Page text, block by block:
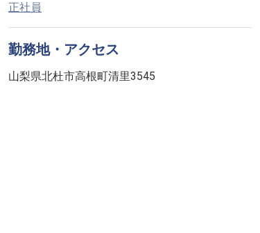
正社員
勤務地・アクセス
山梨県北杜市高根町清里3545